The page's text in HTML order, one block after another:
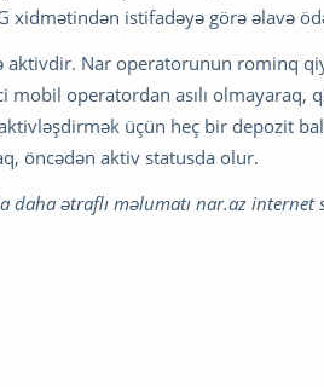
xidmətindən istifadəyə görə əlavə
aktivdir. Nar operatorunun rominq
operatordan asılı olmayaraq,
üçün heç bir depozit
öncədən aktiv statusda olur.
daha ətraflı məlumatı nar.az